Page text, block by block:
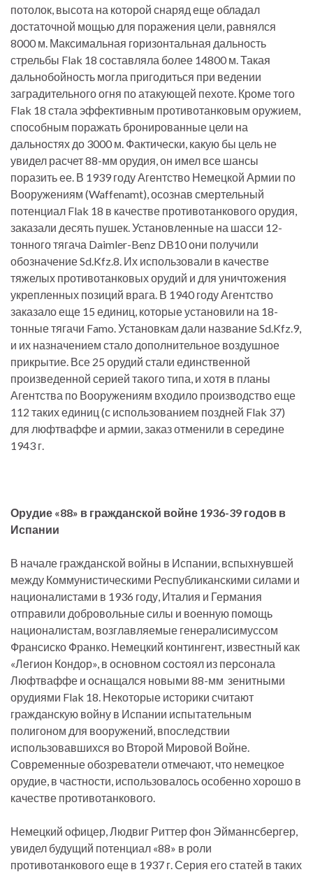
потолок, высота на которой снаряд еще обладал
достаточной мощью для поражения цели, равнялся
8000 м. Максимальная горизонтальная дальность
стрельбы Flak 18 составляла более 14800 м. Такая
дальнобойность могла пригодиться при ведении
заградительного огня по атакующей пехоте. Кроме того
Flak 18 стала эффективным противотанковым оружием,
способным поражать бронированные цели на
дальностях до 3000 м. Фактически, какую бы цель не
увидел расчет 88-мм орудия, он имел все шансы
поразить ее. В 1939 году Агентство Немецкой Армии по
Вооружениям (Waffenamt), осознав смертельный
потенциал Flak 18 в качестве противотанкового орудия,
заказали десять пушек. Установленные на шасси 12-
тонного тягача Daimler-Benz DB10 они получили
обозначение Sd.Kfz.8. Их использовали в качестве
тяжелых противотанковых орудий и для уничтожения
укрепленных позиций врага. В 1940 году Агентство
заказало еще 15 единиц, которые установили на 18-
тонные тягачи Famo. Установкам дали название Sd.Kfz.9,
и их назначением стало дополнительное воздушное
прикрытие. Все 25 орудий стали единственной
произведенной серией такого типа, и хотя в планы
Агентства по Вооружениям входило производство еще
112 таких единиц (с использованием поздней Flak 37)
для люфтваффе и армии, заказ отменили в середине
1943 г.
Орудие «88» в гражданской войне 1936-39 годов в
Испании
В начале гражданской войны в Испании, вспыхнувшей
между Коммунистическими Республиканскими силами и
националистами в 1936 году, Италия и Германия
отправили добровольные силы и военную помощь
националистам, возглавляемые генералисимуссом
Франсиско Франко. Немецкий контингент, известный как
«Легион Кондор», в основном состоял из персонала
Люфтваффе и оснащался новыми 88-мм зенитными
орудиями Flak 18. Некоторые историки считают
гражданскую войну в Испании испытательным
полигоном для вооружений, впоследствии
использовавшихся во Второй Мировой Войне.
Современные обозреватели отмечают, что немецкое
орудие, в частности, использовалось особенно хорошо в
качестве противотанкового.
Немецкий офицер, Людвиг Риттер фон Эйманнсбергер,
увидел будущий потенциал «88» в роли
противотанкового еще в 1937 г. Серия его статей в таких